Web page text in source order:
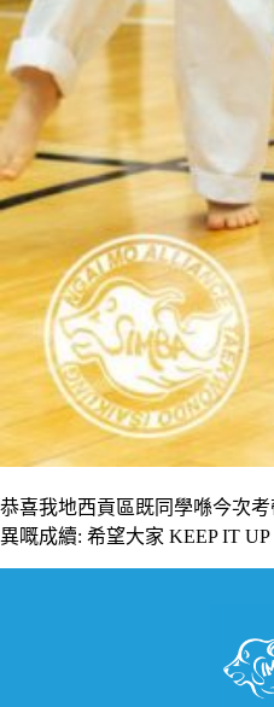
恭喜我地西貢區既同學喺今次
異嘅成續: 希望大家 KEEP IT